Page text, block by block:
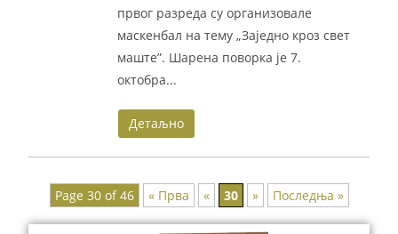
првог разреда су организовале
маскенбал на тему „Заједно кроз свет
маште”. Шарена поворка је 7.
октобра...
Детаљно
Page 30 of 46 « Прва « 30 » Последња »